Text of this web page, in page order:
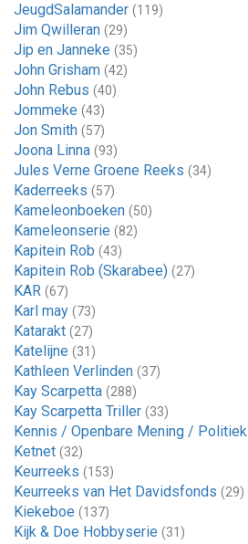
JeugdSalamander (119)
Jim Qwilleran (29)
Jip en Janneke (35)
John Grisham (42)
John Rebus (40)
Jommeke (43)
Jon Smith (57)
Joona Linna (93)
Jules Verne Groene Reeks (34)
Kaderreeks (57)
Kameleonboeken (50)
Kameleonserie (82)
Kapitein Rob (43)
Kapitein Rob (Skarabee) (27)
KAR (67)
Karl may (73)
Katarakt (27)
Katelijne (31)
Kathleen Verlinden (37)
Kay Scarpetta (288)
Kay Scarpetta Triller (33)
Kennis / Openbare Mening / Politiek
Ketnet (32)
Keurreeks (153)
Keurreeks van Het Davidsfonds (29)
Kiekeboe (137)
Kijk & Doe Hobbyserie (31)